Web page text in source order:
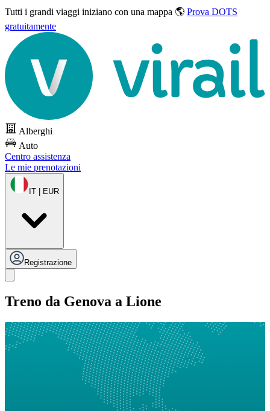
Tutti i grandi viaggi iniziano con una mappa 🌎 Prova DOTS
gratuitamente
Alberghi
Auto
Centro assistenza
Le mie prenotazioni
IT | EUR
Registrazione
Treno da Genova a Lione